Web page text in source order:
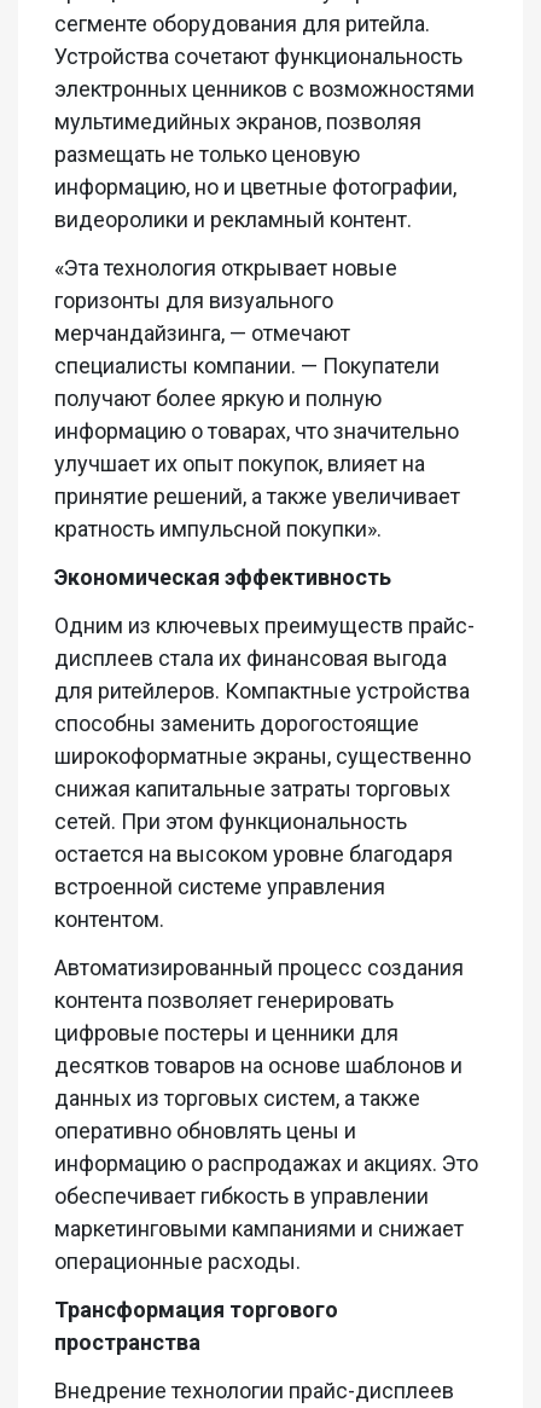
сегменте оборудования для ритейла.
Устройства сочетают функциональность
электронных ценников с возможностями
мультимедийных экранов, позволяя
размещать не только ценовую
информацию, но и цветные фотографии,
видеоролики и рекламный контент.
«Эта технология открывает новые
горизонты для визуального
мерчандайзинга, — отмечают
специалисты компании. — Покупатели
получают более яркую и полную
информацию о товарах, что значительно
улучшает их опыт покупок, влияет на
принятие решений, а также увеличивает
кратность импульсной покупки».
Экономическая эффективность
Одним из ключевых преимуществ прайс-
дисплеев стала их финансовая выгода
для ритейлеров. Компактные устройства
способны заменить дорогостоящие
широкоформатные экраны, существенно
снижая капитальные затраты торговых
сетей. При этом функциональность
остается на высоком уровне благодаря
встроенной системе управления
контентом.
Автоматизированный процесс создания
контента позволяет генерировать
цифровые постеры и ценники для
десятков товаров на основе шаблонов и
данных из торговых систем, а также
оперативно обновлять цены и
информацию о распродажах и акциях. Это
обеспечивает гибкость в управлении
маркетинговыми кампаниями и снижает
операционные расходы.
Трансформация торгового
пространства
Внедрение технологии прайс-дисплеев